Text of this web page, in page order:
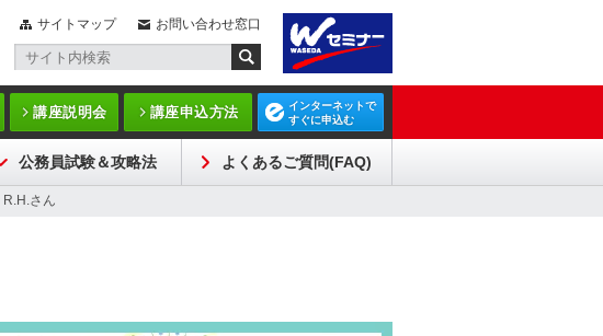
サイトマップ お問い合わせ窓口
講座説明会 講座申込方法
インターネットで
すぐに申込む
公務員試験＆攻略法 よくあるご質問(FAQ)
さん